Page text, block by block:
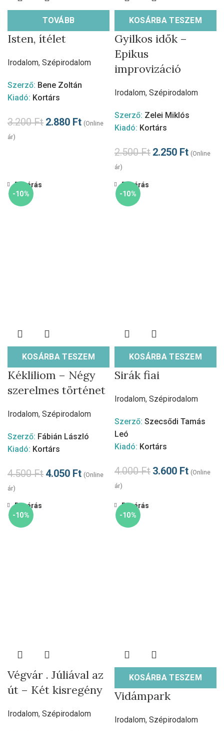
TOVÁBB
Isten, ítélet
Irodalom, Szépirodalom
Szerző: Bene Zoltán
Kiadó: Kortárs
3.200Ft 2.880 Ft (Online
ár)
KOSÁRBA TESZEM
Gyilkos idők –
Epikus
improvizáció
Irodalom, Szépirodalom
Szerző: Zelei Miklós
Kiadó: Kortárs
2.500Ft 2.250 Ft (Online
ár)
-10%
KOSÁRBA TESZEM
Bezárás
Kékliliom – Négy
szerelmes történet
Irodalom, Szépirodalom
Szerző: Fábián László
Kiadó: Kortárs
4.500Ft 4.050 Ft (Online
ár)
-10%
KOSÁRBA TESZEM
Bezárás
Sirák fiai
Irodalom, Szépirodalom
Szerző: Szecsődi Tamás
Leó
Kiadó: Kortárs
4.000Ft 3.600 Ft (Online
ár)
-10%
Bezárás
Végvár . Júliával az
út – Két kisregény
Irodalom, Szépirodalom
-10%
KOSÁRBA TESZEM
Bezárás
Vidámpark
Irodalom, Szépirodalom